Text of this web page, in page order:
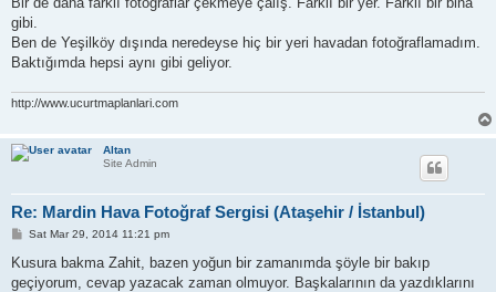
gibi.
Ben de Yeşilköy dışında neredeyse hiç bir yeri havadan fotoğraflamadım.
Baktığımda hepsi aynı gibi geliyor.
http://www.ucurtmaplanlari.com
Altan
Site Admin
Re: Mardin Hava Fotoğraf Sergisi (Ataşehir / İstanbul)
P
s
Sat Mar 29, 2014 11:21 pm
Kusura bakma Zahit, bazen yoğun bir zamanımda şöyle bir bakıp
geçiyorum, cevap yazacak zaman olmuyor. Başkalarının da yazdıklarını